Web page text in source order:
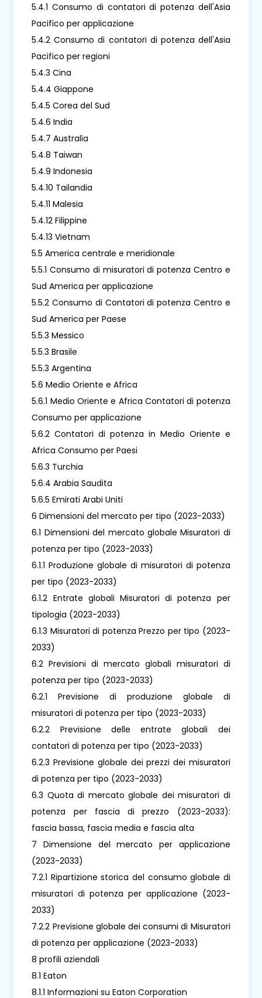
5.4.1 Consumo di contatori di potenza dell'Asia
Pacifico per applicazione
5.4.2 Consumo di contatori di potenza dell'Asia
Pacifico per regioni
5.4.3 Cina
5.4.4 Giappone
5.4.5 Corea del Sud
5.4.6 India
5.4.7 Australia
5.4.8 Taiwan
5.4.9 Indonesia
5.4.10 Tailandia
5.4.11 Malesia
5.4.12 Filippine
5.4.13 Vietnam
5.5 America centrale e meridionale
5.5.1 Consumo di misuratori di potenza Centro e
Sud America per applicazione
5.5.2 Consumo di Contatori di potenza Centro e
Sud America per Paese
5.5.3 Messico
5.5.3 Brasile
5.5.3 Argentina
5.6 Medio Oriente e Africa
5.6.1 Medio Oriente e Africa Contatori di potenza
Consumo per applicazione
5.6.2 Contatori di potenza in Medio Oriente e
Africa Consumo per Paesi
5.6.3 Turchia
5.6.4 Arabia Saudita
5.6.5 Emirati Arabi Uniti
6 Dimensioni del mercato per tipo (2023-2033)
6.1 Dimensioni del mercato globale Misuratori di
potenza per tipo (2023-2033)
6.1.1 Produzione globale di misuratori di potenza
per tipo (2023-2033)
6.1.2 Entrate globali Misuratori di potenza per
tipologia (2023-2033)
6.1.3 Misuratori di potenza Prezzo per tipo (2023-
2033)
6.2 Previsioni di mercato globali misuratori di
potenza per tipo (2023-2033)
6.2.1 Previsione di produzione globale di
misuratori di potenza per tipo (2023-2033)
6.2.2 Previsione delle entrate globali dei
contatori di potenza per tipo (2023-2033)
6.2.3 Previsione globale dei prezzi dei misuratori
di potenza per tipo (2023-2033)
6.3 Quota di mercato globale dei misuratori di
potenza per fascia di prezzo (2023-2033):
fascia bassa, fascia media e fascia alta
7 Dimensione del mercato per applicazione
(2023-2033)
7.2.1 Ripartizione storica del consumo globale di
misuratori di potenza per applicazione (2023-
2033)
7.2.2 Previsione globale dei consumi di Misuratori
di potenza per applicazione (2023-2033)
8 profili aziendali
8.1 Eaton
8.1.1 Informazioni su Eaton Corporation